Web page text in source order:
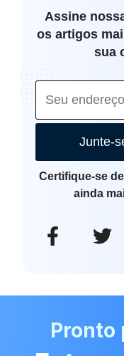
Assine
os artigos
sua
Junte-
Certifique-se
ainda
Pronto